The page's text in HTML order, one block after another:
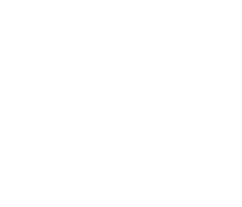
#12 СО
И ЛЮСЕЙ
НА ХИТЫ